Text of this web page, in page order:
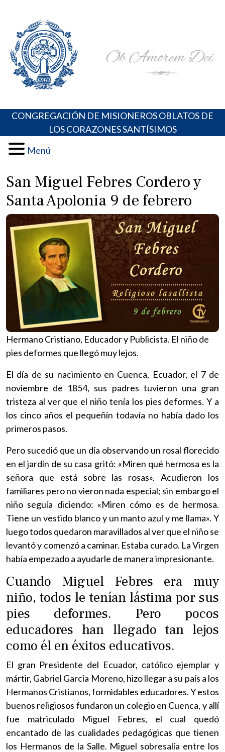
content
Portal de los Padres Oblatos. Advocaciones Marianas,
Oraciones, Música religiosa y más
CONGREGACIÓN DE MISIONEROS OBLATOS DE
LOS CORAZONES SANTÍSIMOS
Menú
San Miguel Febres Cordero y
Santa Apolonia 9 de febrero
Hermano Cristiano, Educador y Publicista. El niño de
pies deformes que llegó muy lejos.
El día de su nacimiento en Cuenca, Ecuador, el 7 de
noviembre de 1854, sus padres tuvieron una gran
tristeza al ver que el niño tenía los pies deformes. Y a
los cinco años el pequeñín todavía no había dado los
primeros pasos.
Pero sucedió que un día observando un rosal florecido
en el jardín de su casa gritó: «Miren qué hermosa es la
señora que está sobre las rosas». Acudieron los
familiares pero no vieron nada especial; sin embargo el
niño seguía diciendo: «Miren cómo es de hermosa.
Tiene un vestido blanco y un manto azul y me llama». Y
luego todos quedaron maravillados al ver que el niño se
levantó y comenzó a caminar. Estaba curado. La Virgen
había empezado a ayudarle de manera impresionante.
Cuando Miguel Febres era muy
niño, todos le tenían lástima por sus
pies deformes. Pero pocos
educadores han llegado tan lejos
como él en éxitos educativos.
El gran Presidente del Ecuador, católico ejemplar y
mártir, Gabriel García Moreno, hizo llegar a su país a los
Hermanos Cristianos, formidables educadores. Y estos
buenos religiosos fundaron un colegio en Cuenca, y allí
fue matriculado Miguel Febres, el cual quedó
encantado de las cualidades pedagógicas que tienen
los Hermanos de la Salle. Miguel sobresalía entre los